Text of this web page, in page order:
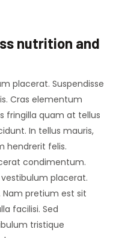
nutrition and
placerat. Suspendisse
Cras elementum
fringilla quam at tellus
In tellus mauris,
hendrerit felis.
condimentum.
placerat.
pretium est sit
facilisi. Sed
tristique